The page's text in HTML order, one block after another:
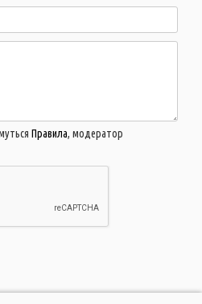
Правила, модератор